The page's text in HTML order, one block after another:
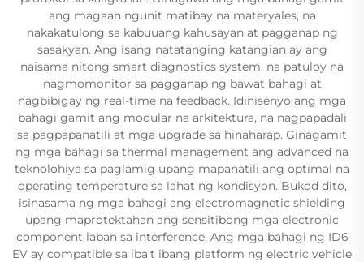
ang magaan ngunit matibay na materyales, na
nakakatulong sa kabuuang kahusayan at pagganap ng
sasakyan. Ang isang natatanging katangian ay ang
naisama nitong smart diagnostics system, na patuloy na
nagmomonitor sa pagganap ng bawat bahagi at
nagbibigay ng real-time na feedback. Idinisenyo ang mga
bahagi gamit ang modular na arkitektura, na nagpapadali
sa pagpapanatili at mga upgrade sa hinaharap. Ginagamit
ng mga bahagi sa thermal management ang advanced na
teknolohiya sa paglamig upang mapanatili ang optimal na
operating temperature sa lahat ng kondisyon. Bukod dito,
isinasama ng mga bahagi ang electromagnetic shielding
upang maprotektahan ang sensitibong mga electronic
component laban sa interference. Ang mga bahagi ng ID6
EV ay compatible sa iba't ibang platform ng electric vehicle